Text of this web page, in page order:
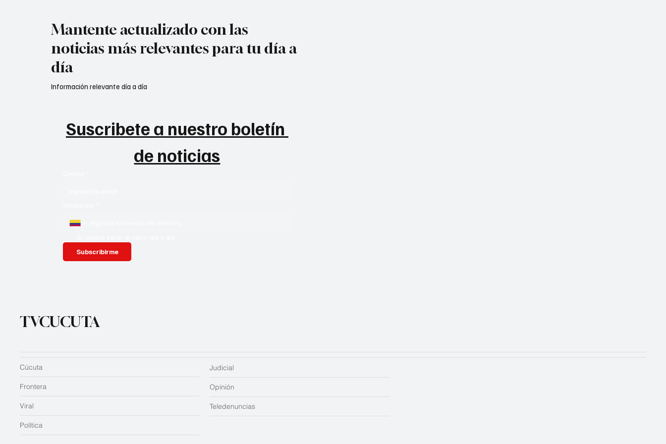
Mantente actualizado con las
noticias más relevantes para tu día a
día
Suscribete a nuestro boletín
de noticias
Subscribirme
Información relevante día a día
TVCUCUTA
Judicial
Opinión
Teledenuncias
Cúcuta
Frontera
Viral
Política